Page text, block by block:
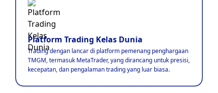
Platform Trading Kelas Dunia
Trading dengan lancar di platform pemenang penghargaan
TMGM, termasuk MetaTrader, yang dirancang untuk presisi,
kecepatan, dan pengalaman trading yang luar biasa.